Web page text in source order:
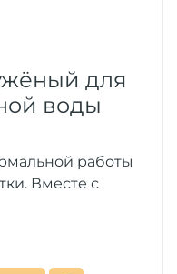
для
воды
работы
Вместе с